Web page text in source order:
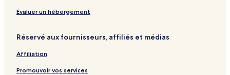
Évaluer un hébergement
Réservé aux fournisseurs, affiliés et médias
Affiliation
Promouvoir vos services